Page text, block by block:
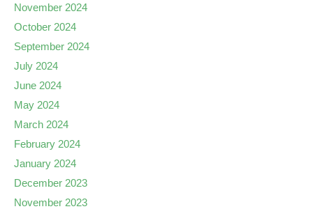
November 2024
October 2024
September 2024
July 2024
June 2024
May 2024
March 2024
February 2024
January 2024
December 2023
November 2023